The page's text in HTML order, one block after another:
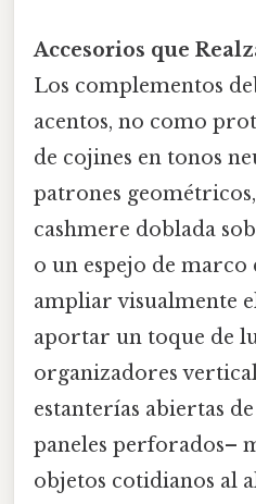
Accesorios que
Los complementos
acentos, no como
de cojines en tonos
patrones
cashmere doblada
o un espejo de marco
ampliar visualmente
aportar un toque de
organizadores
estanterías abiertas
paneles perforados–
objetos cotidianos al